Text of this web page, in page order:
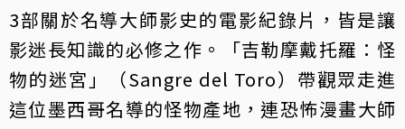
3部關於名導大師影史的電影紀錄片，皆是讓
影迷長知識的必修之作。「吉勒摩戴托羅：怪
物的迷宮」（Sangre del Toro）帶觀眾走進
這位墨西哥名導的怪物產地，連恐怖漫畫大師